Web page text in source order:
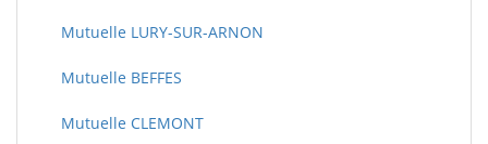
Mutuelle LURY-SUR-ARNON
Mutuelle BEFFES
Mutuelle CLEMONT